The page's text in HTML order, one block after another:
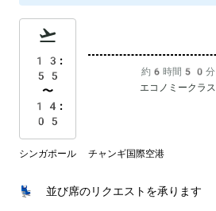
13:
55
〜
14:
05
約6時間50分
エコノミークラス
シンガポール チャンギ国際空港
💺 並び席のリクエストを承ります